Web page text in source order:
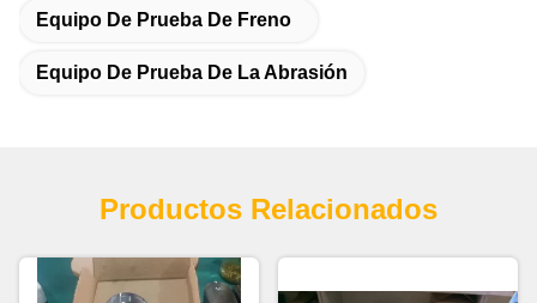
Equipo De Prueba De Freno
Equipo De Prueba De La Abrasión
Productos Relacionados